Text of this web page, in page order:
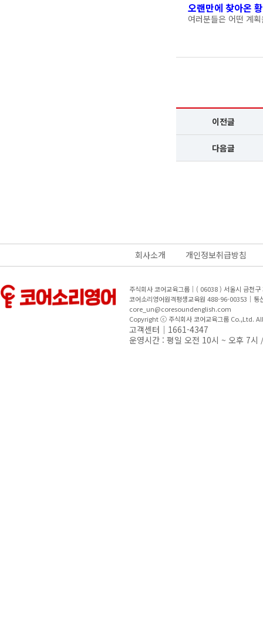
오랜만에 찾아온
여러분들은 어떤 계
이전글
다음글
회사소개 개인정보취급방침
주식회사 코어교육그룹｜( 06038 ) 서울시 금천
코어소리영어원격평생교육원 488-96-00353｜
core_un@coresoundenglish.com
Copyright ⓒ 주식회사 코어교육그룹 Co.,Ltd.
고객센터｜1661-4347
운영시간 : 평일 오전 10시 ~ 오후 7